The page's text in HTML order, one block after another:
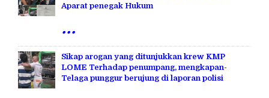
Aparat penegak Hukum
...
Sikap arogan yang ditunjukkan krew KMP
LOME Terhadap penumpang, mengkapan-
Telaga punggur berujung di laporan polisi